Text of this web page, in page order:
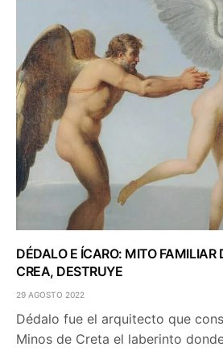
DÉDALO E ÍCARO: MITO FAMILIAR
CREA, DESTRUYE
29 AGOSTO 2022
Dédalo fue el arquitecto que
Minos de Creta el laberinto